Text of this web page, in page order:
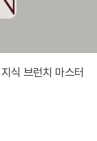
지식 브런치 마스터